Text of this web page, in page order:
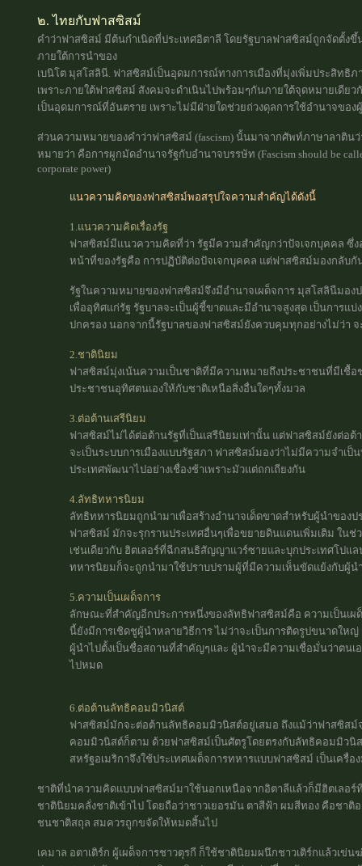
๒. ไทยกับฟาสซิสม์
คำว่าฟาสซิสม์ มีต้นกำเนิดที่ประเทศอิตาลี โดยรัฐบาลฟาสซิสม์ถูกจัดตั้งขึ้
ภายใต้การนำของ
เบนิโต มุสโสลินี. ฟาสซิสม์เป็นอุดมการณ์ทางการเมืองที่มุ่งเพิ่มประสิทธิ
เพราะภายใต้ฟาสซิสม์ สังคมจะดำเนินไปพร้อมๆกันภายใต้จุดหมายเดีย
เป็นอุดมการณ์ที่อันตราย เพราะไม่มีฝ่ายใดช่วยถ่วงดุลการใช้อำนาจของ
ส่วนความหมายของคำว่าฟาสซิสม์ (fascism) นั้นมาจากศัพท์ภาษาลาตินว่
หมายว่า คือการผูกมัดอำนาจรัฐกับอำนาจบรรษัท (Fascism should be
corporate power)
แนวความคิดของฟาสซิสม์พอสรุปใจความสำคัญได้ดังนี้
1.แนวความคิดเรื่องรัฐ
ฟาสซิสม์มีแนวความคิดที่ว่า รัฐมีความสำคัญกว่าปัจเจกบุคคล ซึ่ง
หน้าที่ของรัฐคือ การปฏิบัติต่อปัจเจกบุคคล แต่ฟาสซิสม์มองกลับกั
รัฐในความหมายของฟาสซิสม์จึงมีอำนาจเผด็จการ มุสโสลินีมอง
เพื่ออุทิศแก่รัฐ รัฐบาลจะเป็นผู้ชี้ขาดและมีอำนาจสูงสุด เป็นการแ
ปกครอง นอกจากนี้รัฐบาลของฟาสซิสม์ยังควบคุมทุกอย่างไม่ว่า จ
2.ชาตินิยม
ฟาสซิสม์มุ่งเน้นความเป็นชาติที่มีความหมายถึงประชาชนที่มีเชื้
ประชาชนอุทิศตนเองให้กับชาติเหนือสิ่งอื่นใดๆทั้งมวล
3.ต่อต้านเสรีนิยม
ฟาสซิสม์ไม่ได้ต่อต้านรัฐที่เป็นเสรีนิยมเท่านั้น แต่ฟาสซิสม์ยังต่อ
จะเป็นระบบการเมืองแบบรัฐสภา ฟาสซิสม์มองว่าไม่มีความจำเป็
ประเทศพัฒนาไปอย่างเชื่องช้าเพราะมัวแต่ถกเถียงกัน
4.ลัทธิทหารนิยม
ลัทธิทหารนิยมถูกนำมาเพื่อสร้างอำนาจเด็ดขาดสำหรับผู้นำของ
ฟาสซิสม์ มักจะรุกรานประเทศอื่นๆเพื่อขยายดินแดนเพิ่มเติม ในช่
เช่นเดียวกับ ฮิตเลอร์ที่ฉีกสนธิสัญญาแวร์ซายและบุกประเทศโปแ
ทหารนิยมก็จะถูกนำมาใช้ปราบปรามผู้ที่มีความเห็นขัดแย้งกับผู้น
5.ความเป็นเผด็จการ
ลักษณะที่สำคัญอีกประการหนึ่งของลัทธิฟาสซิสม์คือ ความเป็นเผด็
นี้ยังมีการเชิดชูผู้นำหลายวิธีการ ไม่ว่าจะเป็นการติดรูปขนาดให
ผู้นำไปตั้งเป็นชื่อสถานที่สำคัญๆและ ผู้นำจะมีความเชื่อมั่นว่าตนเ
ไปหมด
6.ต่อต้านลัทธิคอมมิวนิสต์
ฟาสซิสม์มักจะต่อต้านลัทธิคอมมิวนิสต์อยู่เสมอ ถึงแม้ว่าฟาสซิสม์
คอมมิวนิสต์ก็ตาม ด้วยฟาสซิสม์เป็นศัตรูโดยตรงกับลัทธิคอมมิวนิส
สหรัฐอเมริกาจึงใช้ประเทศเผด็จการทหารแบบฟาสซิสม์ เป็นเค
ชาติที่นำความคิดแบบฟาสซิสม์มาใช้นอกเหนือจากอิตาลีแล้วก็มีฮิตเลอ
ชาตินิยมคลั่งชาติเข้าไป โดยถือว่าชาวเยอรมัน ตาสีฟ้า ผมสีทอง คือชาติ
ชนชาติสถุล สมควรถูกขจัดให้หมดสิ้นไป
เคมาล อตาเติร์ก ผู้เผด็จการชาวตุรกี ก็ใช้ชาตินิยมผนึกชาวเติร์กแล้วเข่